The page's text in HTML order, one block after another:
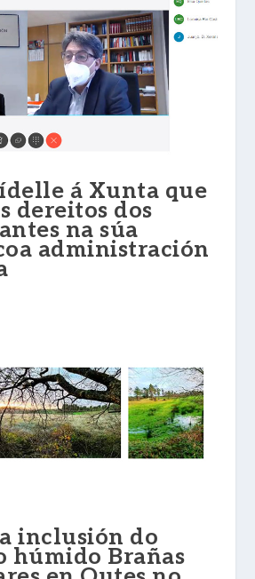
á Xunta que
dereitos dos
na súa
administración
inclusión do
húmido Brañas